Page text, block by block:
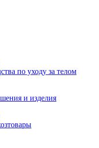
по уходу за телом
и изделия